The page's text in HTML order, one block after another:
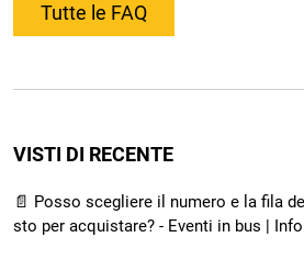
Tutte le FAQ
VISTI DI RECENTE
📄 Posso scegliere il numero e la fila
sto per acquistare? - Eventi in bus |